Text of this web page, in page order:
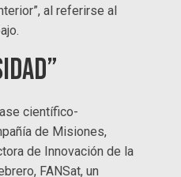
al referirse al
científico-
de Misiones,
de Innovación de la
FANSat, un